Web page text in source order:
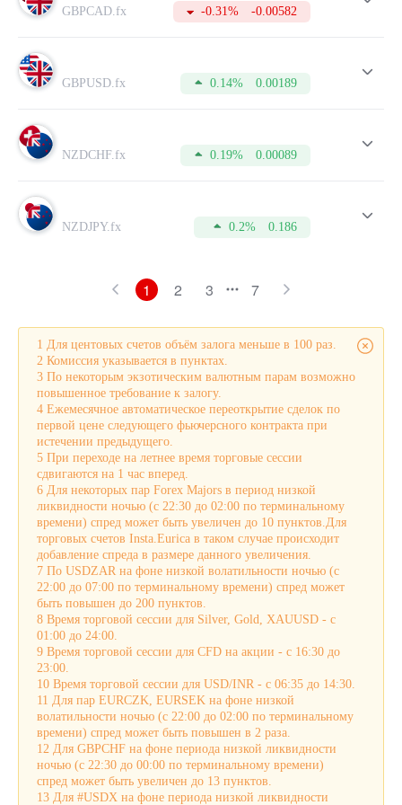
направлении.
Помимо этого, в таблице указаны актуальные котировки
Для совершения более успешных сделок, не забывайте
периодически изучать данные таблицы. А для этого вам
необходимо открыть счет, на что потребуется всего пару
GBPCAD.fx -0.31% -0.00582
GBPUSD.fx 0.14% 0.00189
NZDCHF.fx 0.19% 0.00089
NZDJPY.fx 0.2% 0.186
1 2 3 7
1 Для центовых счетов объём залога меньше в 100 раз.
2 Комиссия указывается в пунктах.
3 По некоторым экзотическим валютным парам возможно
повышенное требование к залогу.
4 Ежемесячное автоматическое переоткрытие сделок по
первой цене следующего фьючерсного контракта при
истечении предыдущего.
5 При переходе на летнее время торговые сессии
сдвигаются на 1 час вперед.
6 Для некоторых пар Forex Majors в период низкой
ликвидности ночью (с 22:30 до 02:00 по терминальному
времени) спред может быть увеличен до 10 пунктов.Для
торговых счетов Insta.Eurica в таком случае происходит
добавление спреда в размере данного увеличения.
7 По USDZAR на фоне низкой волатильности ночью (с
22:00 до 07:00 по терминальному времени) спред может
быть повышен до 200 пунктов.
8 Время торговой сессии для Silver, Gold, XAUUSD - с
01:00 до 24:00.
9 Время торговой сессии для CFD на акции - с 16:30 до
23:00.
10 Время торговой сессии для USD/INR - с 06:35 до 14:30.
11 Для пар EURCZK, EURSEK на фоне низкой
волатильности ночью (с 22:00 до 02:00 по терминальному
времени) спред может быть повышен в 2 раза.
12 Для GBPCHF на фоне периода низкой ликвидности
ночью (с 22:30 до 00:00 по терминальному времени)
спред может быть увеличен до 13 пунктов.
13 Для #USDX на фоне периода низкой ликвидности